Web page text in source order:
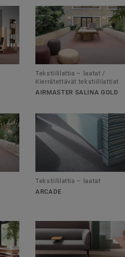
Tekstiililattia – laatat /
Kierrätettävät tekstiililattiat
AIRMASTER SALINA GOLD
Tekstiililattia – laatat
ARCADE